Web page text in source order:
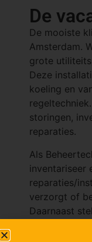
De
De mooiste
Amsterdam.
grote
Deze
koeling en
storingen,
reparaties.
Als
inventariseer
reparaties/
verzorgt of
Daarnaast